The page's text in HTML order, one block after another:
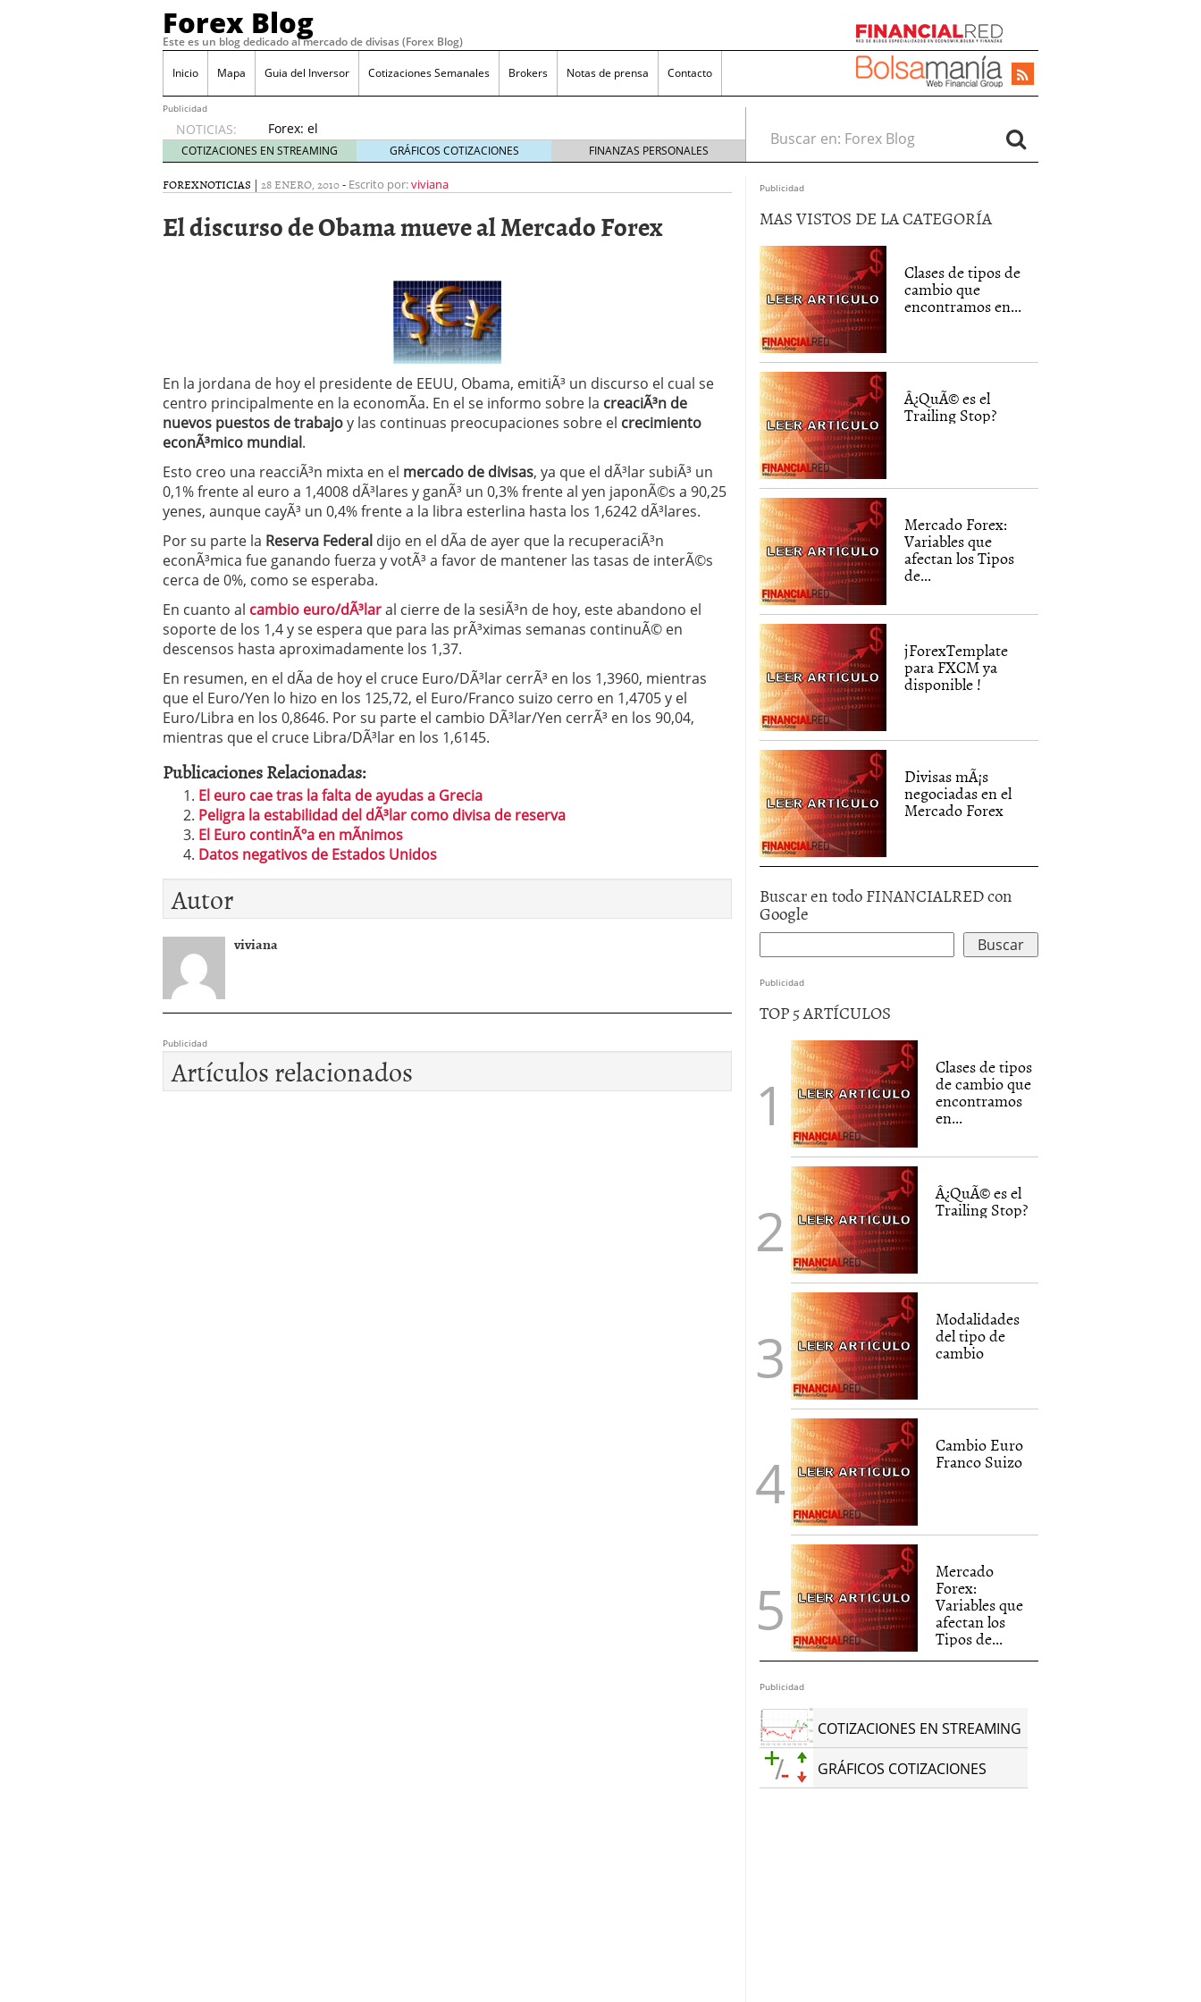
Forex Blog
Este es un blog dedicado al mercado de divisas (Forex Blog)
Inicio Mapa Guia del Inversor Cotizaciones Semanales Brokers Notas de prensa Contacto
Publicidad
NOTICIAS:
Forex: el
presente
y futuro
para
de la
crisis
Dividendos – QuÃ© es, DefiniciÃ³n y Concepto
Â¿Se puede operar en FX sin apalancamiento?
Aplicaciones de mÃ³vil para los que quieren invertir en forex
PsicologÃ­a y matemÃ¡ticas en Forex, mÃ¡s allÃ¡ de las apuestas en el casino
COTIZACIONES EN STREAMING GRÁFICOS COTIZACIONES FINANZAS PERSONALES
Buscar en:
FOREXNOTICIAS | 28 ENERO, 2010- Escrito por:viviana
El discurso de Obama mueve al Mercado Forex
En la jordana de hoy el presidente de EEUU, Obama, emitiÃ³ un discurso el cual se
centro principalmente en la economÃ­a. En el se informo sobre la creaciÃ³n de
nuevos puestos de trabajoy las continuas preocupaciones sobre el crecimiento
econÃ³mico mundial.
Esto creo una reacciÃ³n mixta en el mercado de divisas, ya que el dÃ³lar subiÃ³ un
0,1% frente al euro a 1,4008 dÃ³lares y ganÃ³ un 0,3% frente al yen japonÃ©s a 90,25
yenes, aunque cayÃ³ un 0,4% frente a la libra esterlina hasta los 1,6242 dÃ³lares.
Por su parte la Reserva Federal dijo en el dÃ­a de ayer que la recuperaciÃ³n
econÃ³mica fue ganando fuerza y votÃ³ a favor de mantener las tasas de interÃ©s
cerca de 0%, como se esperaba.
En cuanto al cambio euro/dÃ³laral cierre de la sesiÃ³n de hoy, este abandono el
soporte de los 1,4 y se espera que para las prÃ³ximas semanas continuÃ© en
descensos hasta aproximadamente los 1,37.
En resumen, en el dÃ­a de hoy el cruce Euro/DÃ³lar cerrÃ³ en los 1,3960, mientras
que el Euro/Yen lo hizo en los 125,72, el Euro/Franco suizo cerro en 1,4705 y el
Euro/Libra en los 0,8646. Por su parte el cambio DÃ³lar/Yen cerrÃ³ en los 90,04,
mientras que el cruce Libra/DÃ³lar en los 1,6145.
Publicaciones Relacionadas:
El euro cae tras la falta de ayudas a Grecia
Peligra la estabilidad del dÃ³lar como divisa de reserva
El Euro continÃºa en mÃ­nimos
Datos negativos de Estados Unidos
Autor
viviana
Publicidad
Artículos relacionados
Publicidad
MAS VISTOS DE LA CATEGORÍA
Clases de tipos de
cambio que
encontramos en...
Â¿QuÃ© es el
Trailing Stop?
Mercado Forex:
Variables que
afectan los Tipos
de...
jForexTemplate
para FXCM ya
disponible !
Divisas mÃ¡s
negociadas en el
Mercado Forex
Buscar en todo FINANCIALRED con
Google
Publicidad
TOP 5 ARTÍCULOS
Clases de tipos
de cambio que
encontramos
en...
Â¿QuÃ© es el
Trailing Stop?
Modalidades
del tipo de
cambio
Cambio Euro
Franco Suizo
Mercado
Forex:
Variables que
afectan los
Tipos de...
Publicidad
COTIZACIONES EN STREAMING
GRÁFICOS COTIZACIONES